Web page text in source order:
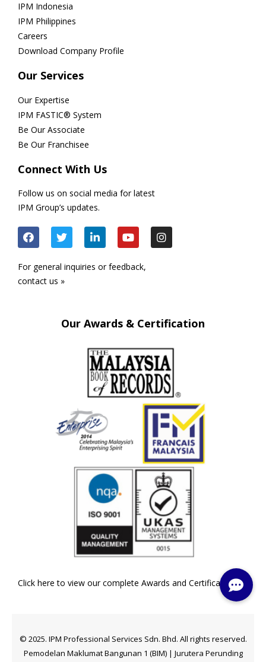
IPM Indonesia
IPM Philippines
Careers
Download Company Profile
Our Services
Our Expertise
IPM FASTIC® System
Be Our Associate
Be Our Franchisee
Connect With Us
Follow us on social media for latest
IPM Group’s updates.
For general inquiries or feedback,
contact us »
Our Awards & Certification
Click here to view our complete Awards and Certifications »
© 2025. IPM Professional Services Sdn. Bhd. All rights reserved.
Pemodelan Maklumat Bangunan 1 (BIM) | Jurutera Perunding